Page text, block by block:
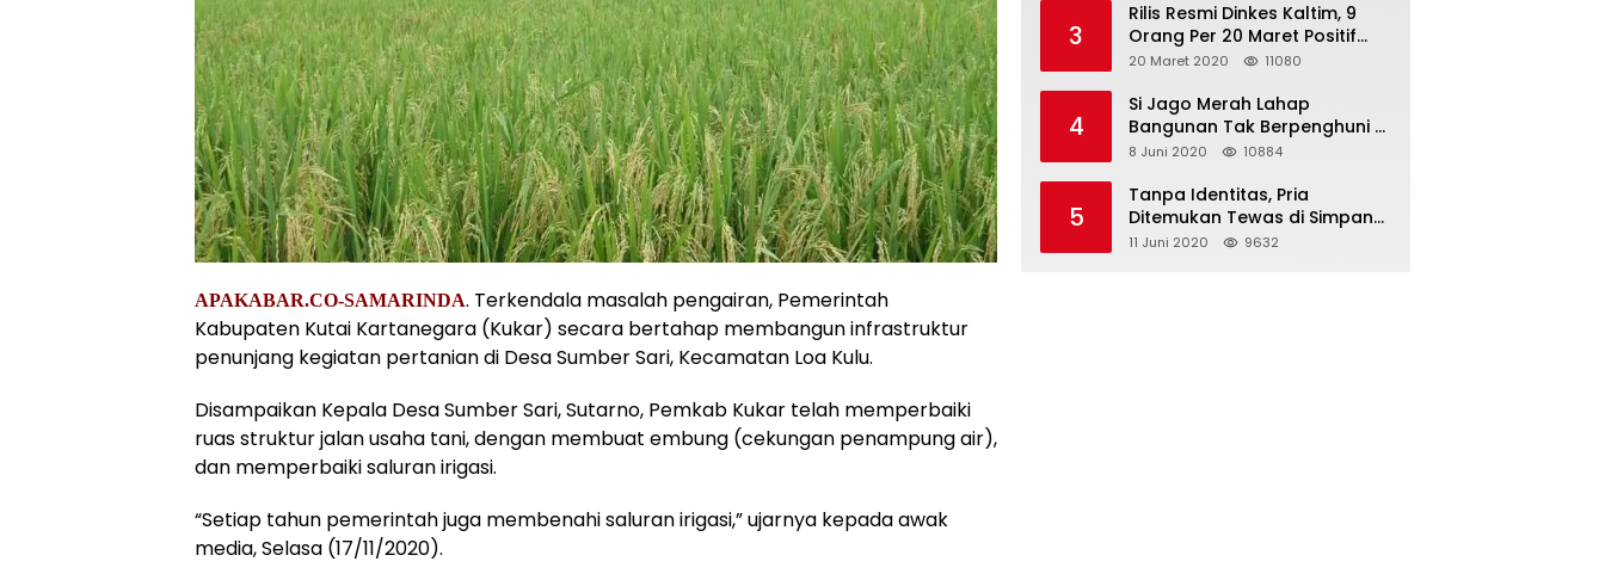
APAKABAR.CO-SAMARINDA. Terkendala masalah pengairan, Pemerintah
Kabupaten Kutai Kartanegara (Kukar) secara bertahap membangun infrastruktur
penunjang kegiatan pertanian di Desa Sumber Sari, Kecamatan Loa Kulu.
Disampaikan Kepala Desa Sumber Sari, Sutarno, Pemkab Kukar telah memperbaiki
ruas struktur jalan usaha tani, dengan membuat embung (cekungan penampung air),
dan memperbaiki saluran irigasi.
“Setiap tahun pemerintah juga membenahi saluran irigasi,” ujarnya kepada awak
media, Selasa (17/11/2020).
3
Rilis Resmi Dinkes Kaltim, 9
Orang Per 20 Maret Positif
Covid-19
20 Maret 2020 11080
4
Si Jago Merah Lahap
Bangunan Tak Berpenghuni di
Jalan Kadrie Oening
8 Juni 2020 10884
5
Tanpa Identitas, Pria
Ditemukan Tewas di Simpang
Tiga Jalan Kesuma Bangsa
11 Juni 2020 9632